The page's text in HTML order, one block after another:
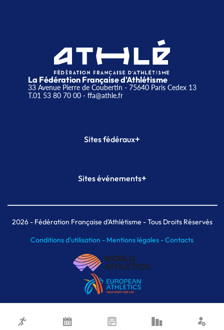
La Fédération Française d'Athlétisme
33 Avenue Pierre de Coubertin - 75640 Paris Cedex 13
T.01 53 80 70 00- ffa@athle.fr
Sites fédéraux+
Plateforme Formation
Sites événements+
Meeting de Paris indoor
MAIF Ekiden de Paris
2026- Fédération Française d'Athlétisme - Tous Droits Réservés
Conditions d'utilisation - Mentions légales -Contacts